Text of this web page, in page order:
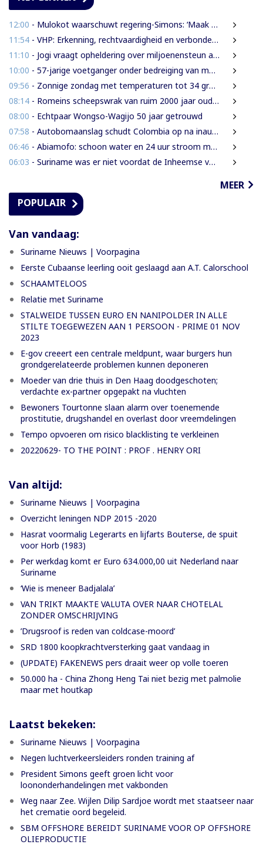
12:00 - Mulokot waarschuwt regering-Simons: ‘Maak van 5-kilometerwet geen uitstel van echte grondenrechten’
11:54 - VHP: Erkenning, rechtvaardigheid en verbondenheid op 9 augustus
11:10 - Jogi vraagt opheldering over miljoenensteun aan SLM en behaalde resultaten
10:00 - 57-jarige voetganger onder bedreiging van mes beroofd van mobiele telefoon
09:56 - Zonnige zondag met temperaturen tot 34 graden
08:14 - Romeins scheepswrak van ruim 2000 jaar oud ontdekt bij Sicilië
08:00 - Echtpaar Wongso-Wagijo 50 jaar getrouwd
07:58 - Autobomaanslag schudt Colombia op na inauguratie van hardline president
06:46 - Abiamofo: schoon water en 24 uur stroom moeten ook afgelegen dorpen bereiken
06:03 - Suriname was er niet voordat de Inheemse volken er waren
MEER
POPULAIR
Van vandaag:
Suriname Nieuws | Voorpagina
Eerste Cubaanse leerling ooit geslaagd aan A.T. Calorschool
SCHAAMTELOOS
Relatie met Suriname
STALWEIDE TUSSEN EURO EN NANIPOLDER IN ALLE
STILTE TOEGEWEZEN AAN 1 PERSOON - PRIME 01 NOV
2023
E-gov creeert een centrale meldpunt, waar burgers hun
grondgerelateerde problemen kunnen deponeren
Moeder van drie thuis in Den Haag doodgeschoten;
verdachte ex-partner opgepakt na vluchten
Bewoners Tourtonne slaan alarm over toenemende
prostitutie, drugshandel en overlast door vreemdelingen
Tempo opvoeren om risico blacklisting te verkleinen
20220629- TO THE POINT : PROF . HENRY ORI
Van altijd:
Suriname Nieuws | Voorpagina
Overzicht leningen NDP 2015 -2020
Hasrat voormalig Legerarts en lijfarts Bouterse, de spuit
voor Horb (1983)
Per werkdag komt er Euro 634.000,00 uit Nederland naar
Suriname
‘Wie is meneer Badjalala’
VAN TRIKT MAAKTE VALUTA OVER NAAR CHOTELAL
ZONDER OMSCHRIJVING
’Drugsroof is reden van coldcase-moord’
SRD 1800 koopkrachtversterking gaat vandaag in
(UPDATE) FAKENEWS pers draait weer op volle toeren
50.000 ha - China Zhong Heng Tai niet bezig met palmolie
maar met houtkap
Laatst bekeken:
Suriname Nieuws | Voorpagina
Negen luchtverkeersleiders ronden training af
President Simons geeft groen licht voor
loononderhandelingen met vakbonden
Weg naar Zee. Wijlen Dilip Sardjoe wordt met staatseer naar
het crematie oord begeleid.
SBM OFFSHORE BEREIDT SURINAME VOOR OP OFFSHORE
OLIEPRODUCTIE